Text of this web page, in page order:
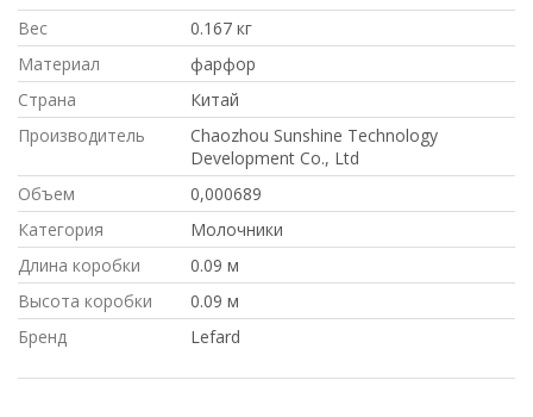
Вес
0.167 кг
Материал
фарфор
Страна
Китай
Производитель
Chaozhou Sunshine Technology
Development Co., Ltd
Объем
0,000689
Категория
Молочники
Длина коробки
0.09 м
Высота коробки
0.09 м
Бренд
Lefard